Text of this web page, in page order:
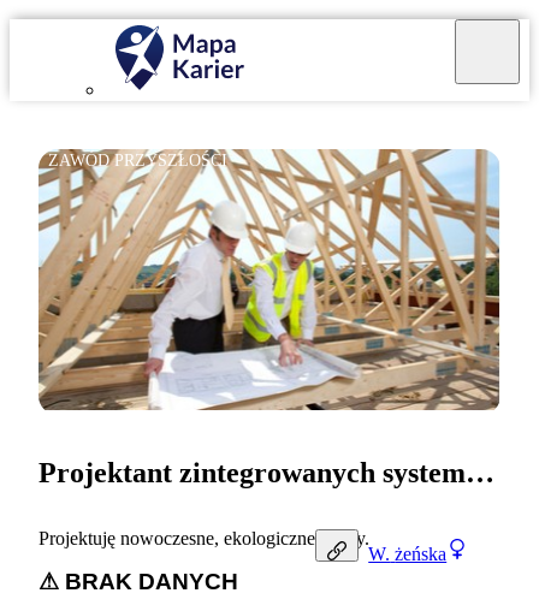
ZAWÓD PRZYSZŁOŚCI
W. żeńska
Projektant zintegrowanych systemów dachowych
Projektuję nowoczesne, ekologiczne dachy.
⚠ BRAK DANYCH